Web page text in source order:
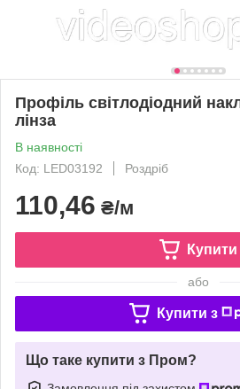
Профіль світлодіодний
лінза
В наявності
Код: LED03192
Роздріб
110,46 ₴/м
Купити
або
Купити з
Що таке купити з Пром?